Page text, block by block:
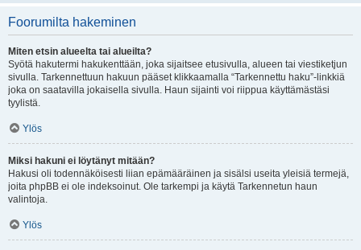
Foorumilta hakeminen
Miten etsin alueelta tai alueilta?
Syötä hakutermi hakukenttään, joka sijaitsee etusivulla, alueen tai viestiketjun
sivulla. Tarkennettuun hakuun pääset klikkaamalla “Tarkennettu haku”-linkkiä
joka on saatavilla jokaisella sivulla. Haun sijainti voi riippua käyttämästäsi
tyylistä.
Ylös
Miksi hakuni ei löytänyt mitään?
Hakusi oli todennäköisesti liian epämääräinen ja sisälsi useita yleisiä termejä,
joita phpBB ei ole indeksoinut. Ole tarkempi ja käytä Tarkennetun haun
valintoja.
Ylös